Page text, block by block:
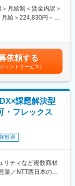
ーなど、多様なキャ
インフラ・セキュリ
り、専門性を継続的
力を磨き、社会的意
つなげたい方、セ
い方のご応募をお待
強化」「DX推進」な
に関わるポジション
整理
ティ）の選定・組み
れるポジション
献できる
月給制＜賃金内訳＞
給＞224,830円～
目安の金額であり、
給(月額)は固定手当を
依頼する
ジェントサービス）
課題解決型
・フレックス
歓迎
リティなど複数商材
業／NTT西日本の基